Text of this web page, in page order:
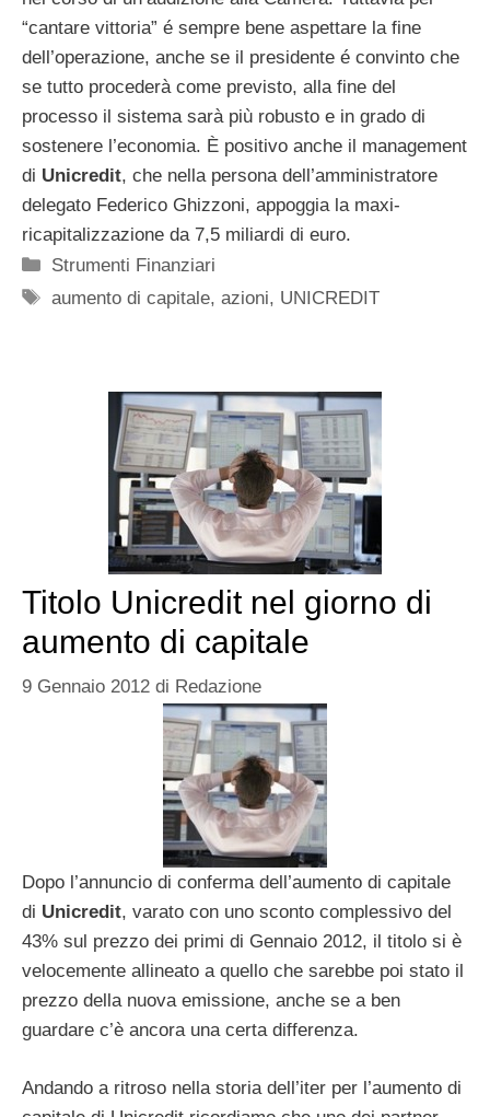
“cantare vittoria” é sempre bene aspettare la fine
dell’operazione, anche se il presidente é convinto che
se tutto procederà come previsto, alla fine del
processo il sistema sarà più robusto e in grado di
sostenere l’economia. È positivo anche il management
di Unicredit, che nella persona dell’amministratore
delegato Federico Ghizzoni, appoggia la maxi-
ricapitalizzazione da 7,5 miliardi di euro.
Categorie
Strumenti Finanziari
Tag
aumento di capitale,azioni, UNICREDIT
Titolo Unicredit nel giorno di
aumento di capitale
9 Gennaio 2012 di Redazione
Dopo l’annuncio di conferma dell’aumento di capitale
di Unicredit, varato con uno sconto complessivo del
43% sul prezzo dei primi di Gennaio 2012, il titolo si è
velocemente allineato a quello che sarebbe poi stato il
prezzo della nuova emissione, anche se a ben
guardare c’è ancora una certa differenza.
Andando a ritroso nella storia dell’iter per l’aumento di